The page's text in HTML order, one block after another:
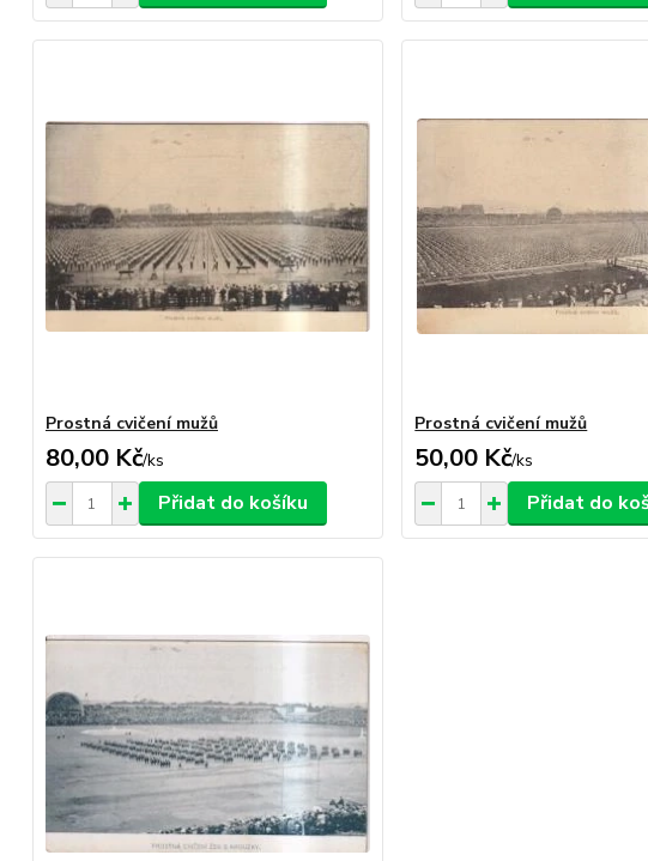
Prostná cvičení mužů
80,00 Kč/ks
Přidat do košíku
Prostná cvičení mužů
50,00 Kč/ks
Přidat do